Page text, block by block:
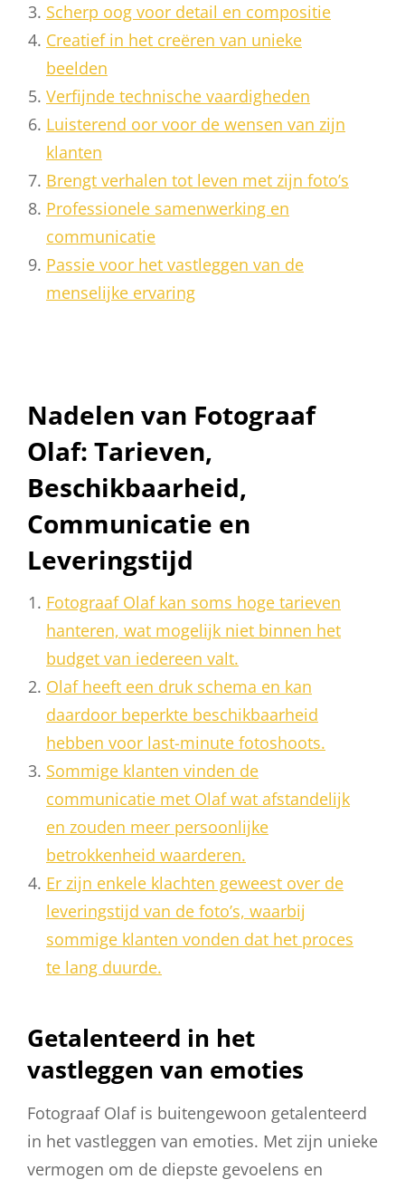
Scherp oog voor detail en compositie
Creatief in het creëren van unieke
beelden
Verfijnde technische vaardigheden
Luisterend oor voor de wensen van zijn
klanten
Brengt verhalen tot leven met zijn foto’s
Professionele samenwerking en
communicatie
Passie voor het vastleggen van de
menselijke ervaring
Nadelen van Fotograaf
Olaf: Tarieven,
Beschikbaarheid,
Communicatie en
Leveringstijd
Fotograaf Olaf kan soms hoge tarieven
hanteren, wat mogelijk niet binnen het
budget van iedereen valt.
Olaf heeft een druk schema en kan
daardoor beperkte beschikbaarheid
hebben voor last-minute fotoshoots.
Sommige klanten vinden de
communicatie met Olaf wat afstandelijk
en zouden meer persoonlijke
betrokkenheid waarderen.
Er zijn enkele klachten geweest over de
leveringstijd van de foto’s, waarbij
sommige klanten vonden dat het proces
te lang duurde.
Getalenteerd in het
vastleggen van emoties
Fotograaf Olaf is buitengewoon getalenteerd
in het vastleggen van emoties. Met zijn unieke
vermogen om de diepste gevoelens en